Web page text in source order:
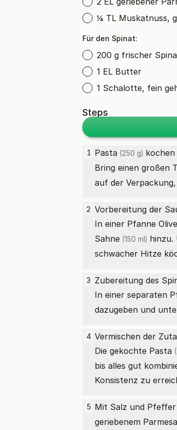
¼ TL Muskatnuss,
Für den Spinat:
200 g frischer
1 EL Butter
1 Schalotte, fein
Steps
1 Pasta (250 g) kochen
Bring einen großen
auf der
2 Vorbereitung der
In einer Pfanne
Sahne (150 ml) hinzu.
schwacher Hitze
3 Zubereitung des
In einer separaten
dazugeben und
4 Vermischen der
Die gekochte Pasta
bis alles gut
Konsistenz zu
5 Mit Salz und Pfeffer
geriebenem